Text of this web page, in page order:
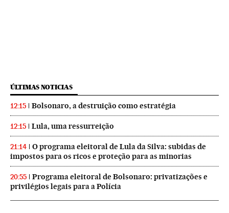
ÚLTIMAS NOTICIAS
12:15 Bolsonaro, a destruição como estratégia
12:15 Lula, uma ressurreição
21:14
O programa eleitoral de Lula da Silva: subidas de
impostos para os ricos e proteção para as minorias
20:55
Programa eleitoral de Bolsonaro: privatizações e
privilégios legais para a Polícia